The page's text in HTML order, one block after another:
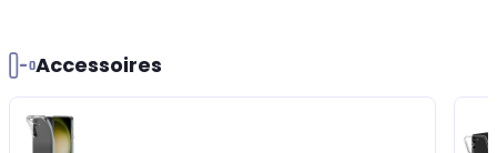
Accessoires